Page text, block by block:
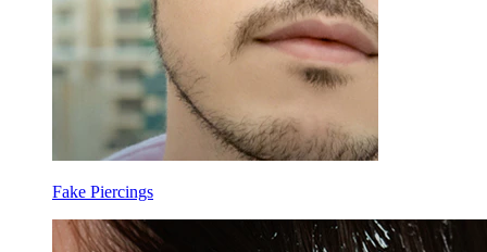
Fake Piercings